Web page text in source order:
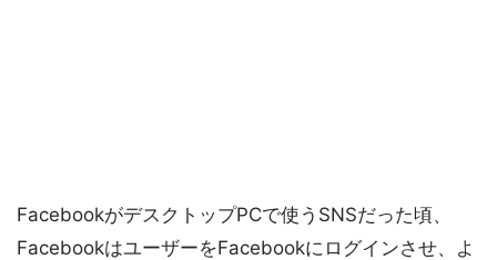
FacebookがデスクトップPCで使うSNSだった頃、
FacebookはユーザーをFacebookにログインさせ、よ